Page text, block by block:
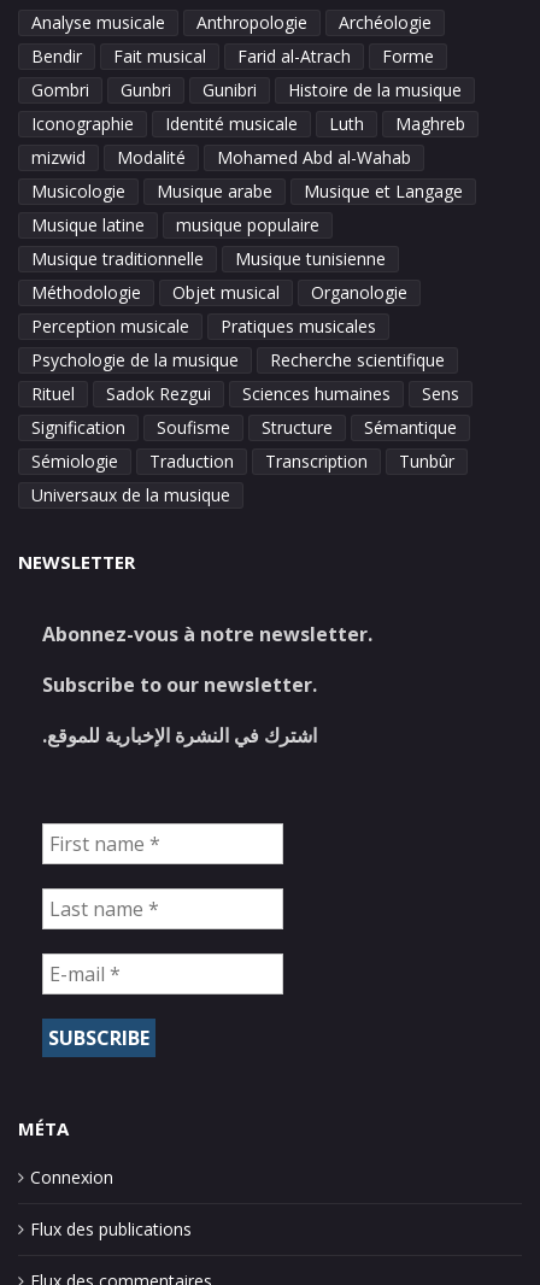
Analyse musicale Anthropologie
Archéologie
Bendir
Fait musical Farid al-Atrach
Forme
Gombri
Gunbri Gunibri
Histoire de la musique
Iconographie
Identité musicale Luth
Maghreb
mizwid
Modalité
Mohamed Abd al-Wahab
Musicologie
Musique arabe
Musique et Langage
Musique latine
musique populaire
Musique traditionnelle
Musique tunisienne
Méthodologie
Objet musical
Organologie
Perception musicale
Pratiques musicales
Psychologie de la musique
Recherche scientifique
Rituel
Sadok Rezgui Sciences humaines
Sens
Signification
Soufisme Structure
Sémantique
Sémiologie
Traduction Transcription
Tunbûr
Universaux de la musique
NEWSLETTER
Abonnez-vous à notre newsletter.
Subscribe to our newsletter.
اشترك في النشرة الإخبارية للموقع.
MÉTA
Connexion
Flux des publications